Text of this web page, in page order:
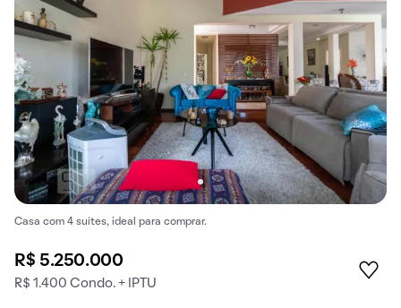
Casa com 4 suítes, ideal para comprar.
R$ 5.250.000
R$ 1.400 Condo. + IPTU